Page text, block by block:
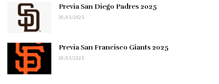
Previa San Diego Padres 2025
30/03/2025
Previa San Francisco Giants 2025
29/03/2025